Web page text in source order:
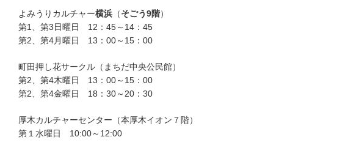
よみうりカルチャー横浜（そごう9階）
第1、第3日曜日 12：45～14：45
第2、第4月曜日 13：00～15：00
町田押し花サークル（まちだ中央公民館）
第2、第4木曜日 13：00～15：00
第2、第4金曜日 18：30～20：30
厚木カルチャーセンター（本厚木イオン７階）
第１水曜日 10:00～12:00